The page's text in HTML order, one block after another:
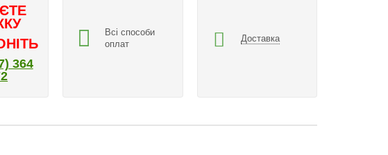
364
Всі способи
оплат
Доставка